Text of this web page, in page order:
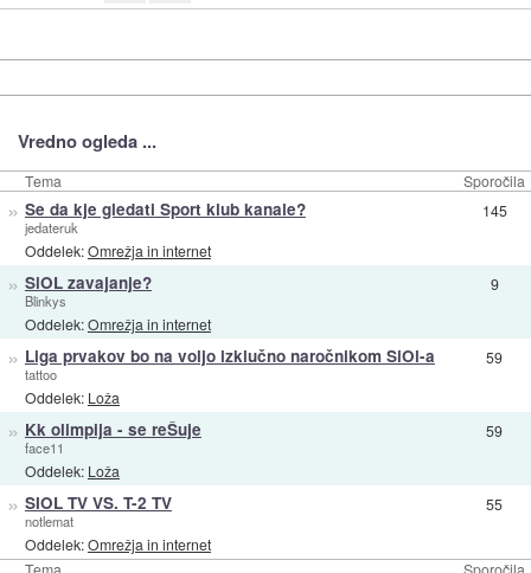
Vredno ogleda ...
Tema Sporočila
» Se da kje gledati Sport klub kanale?
jedateruk
Oddelek:Omrežja in internet
145
» SiOL zavajanje?
Blinkys
Oddelek:Omrežja in internet
9
» Liga prvakov bo na voljo izklučno naročnikom SiOl-a
tattoo
Oddelek: Loža
59
» Kk olimpija - se reŠuje
face11
Oddelek: Loža
59
» SIOL TV VS. T-2 TV
notlemat
Oddelek:Omrežja in internet
55